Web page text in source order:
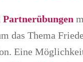
Partnerübungen
das Thema
Eine